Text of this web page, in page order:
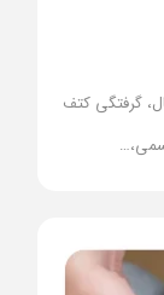
گرفتگی کتف
…